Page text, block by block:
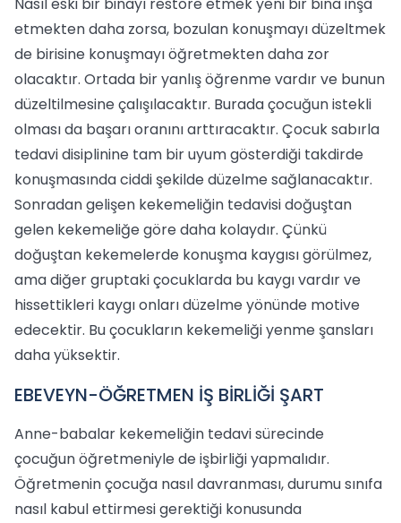
etmekten daha zorsa, bozulan konuşmayı düzeltmek
de birisine konuşmayı öğretmekten daha zor
olacaktır. Ortada bir yanlış öğrenme vardır ve bunun
düzeltilmesine çalışılacaktır. Burada çocuğun istekli
olması da başarı oranını arttıracaktır. Çocuk sabırla
tedavi disiplinine tam bir uyum gösterdiği takdirde
konuşmasında ciddi şekilde düzelme sağlanacaktır.
Sonradan gelişen kekemeliğin tedavisi doğuştan
gelen kekemeliğe göre daha kolaydır. Çünkü
doğuştan kekemelerde konuşma kaygısı görülmez,
ama diğer gruptaki çocuklarda bu kaygı vardır ve
hissettikleri kaygı onları düzelme yönünde motive
edecektir. Bu çocukların kekemeliği yenme şansları
daha yüksektir.
EBEVEYN-ÖĞRETMEN İŞ BİRLİĞİ ŞART
Anne-babalar kekemeliğin tedavi sürecinde
çocuğun öğretmeniyle de işbirliği yapmalıdır.
Öğretmenin çocuğa nasıl davranması, durumu sınıfa
nasıl kabul ettirmesi gerektiği konusunda